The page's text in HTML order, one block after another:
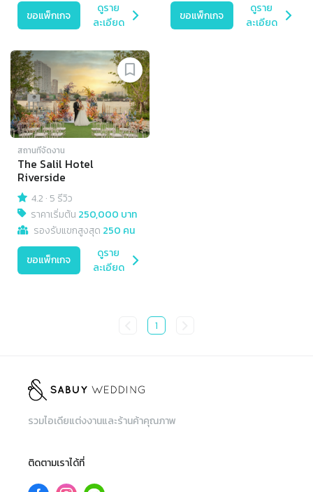
ขอแพ็กเกจ
ดูราย
ละเอียด
ขอแพ็กเกจ
ดูราย
ละเอียด
สถานที่จัดงาน
The Salil Hotel
Riverside
4.2 · 5 รีวิว
ราคาเริ่มต้น 250,000 บาท
รองรับแขกสูงสุด 250 คน
ขอแพ็กเกจ
ดูราย
ละเอียด
1
รวมไอเดียแต่งงานและร้านค้าคุณภาพ
ติดตามเราได้ที่